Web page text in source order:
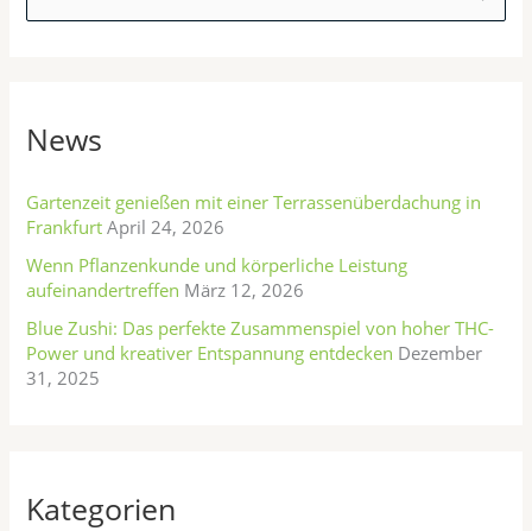
e
n
a
c
:
News
Gartenzeit genießen mit einer Terrassenüberdachung in
Frankfurt April 24, 2026
Wenn Pflanzenkunde und körperliche Leistung
aufeinandertreffen März 12, 2026
Blue Zushi: Das perfekte Zusammenspiel von hoher THC-
Power und kreativer Entspannung entdecken Dezember
31, 2025
Kategorien
t
r
e
n